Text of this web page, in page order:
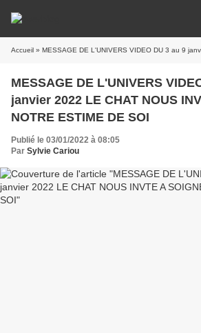
Accueil » MESSAGE DE L'UNIVERS VIDEO DU 3 au 9 janvier 2022 LE CHAT NOUS
MESSAGE DE L'UNIVERS VIDEO DU
janvier 2022 LE CHAT NOUS
NOTRE ESTIME DE SOI
Publié le 03/01/2022 à 08:05
Par Sylvie Cariou